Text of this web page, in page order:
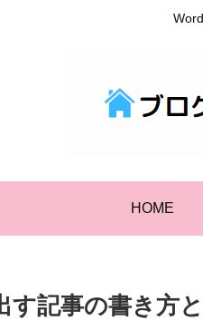
HOME
す記事の書き方